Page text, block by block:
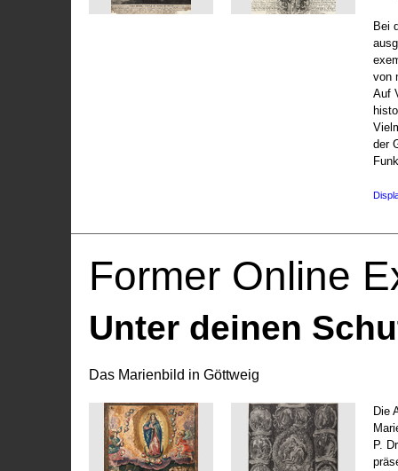
Bei
von
Auf
der
Former Online
Unter deinen
Das Marienbild in Göttweig
Die
P.